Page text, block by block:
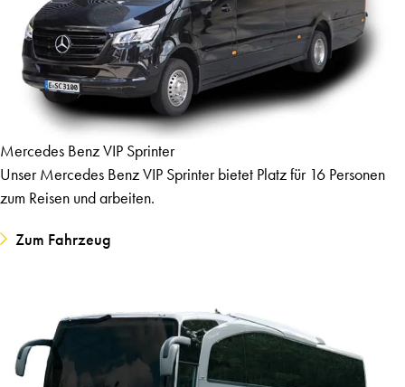
Mercedes Benz VIP Sprinter
Unser Mercedes Benz VIP Sprinter bietet Platz für 16 Personen
zum Reisen und arbeiten.
Zum Fahrzeug